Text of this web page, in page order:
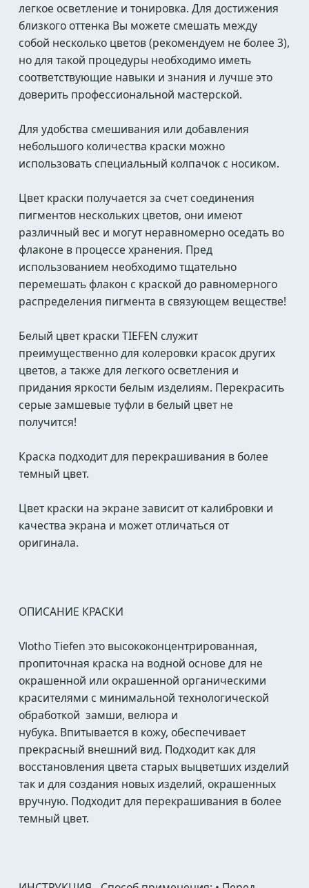
легкое осветление и тонировка. Для достижения
близкого оттенка Вы можете смешать между
собой несколько цветов (рекомендуем не более 3),
но для такой процедуры необходимо иметь
соответствующие навыки и знания и лучше это
доверить профессиональной мастерской.
Для удобства смешивания или добавления
небольшого количества краски можно
использовать специальный колпачок с носиком.
Цвет краски получается за счет соединения
пигментов нескольких цветов, они имеют
различный вес и могут неравномерно оседать во
флаконе в процессе хранения. Пред
использованием необходимо тщательно
перемешать флакон с краской до равномерного
распределения пигмента в связующем веществе!
Белый цвет краски TIEFEN служит
преимущественно для колеровки красок других
цветов, а также для легкого осветления и
придания яркости белым изделиям. Перекрасить
серые замшевые туфли в белый цвет не
получится!
Краска подходит для перекрашивания в более
темный цвет.
Цвет краски на экране зависит от калибровки и
качества экрана и может отличаться от
оригинала.
ОПИСАНИЕ КРАСКИ
Vlotho Tiefen это высококонцентрированная,
пропиточная краска на водной основе для не
окрашенной или окрашенной органическими
красителями с минимальной технологической
обработкой замши, велюра и
нубука. Впитывается в кожу, обеспечивает
прекрасный внешний вид. Подходит как для
восстановления цвета старых выцветших изделий
так и для создания новых изделий, окрашенных
вручную. Подходит для перекрашивания в более
темный цвет.